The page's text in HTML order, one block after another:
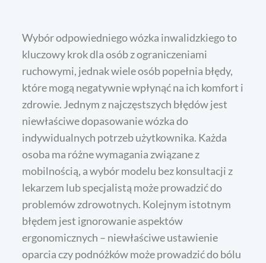
Wybór odpowiedniego wózka inwalidzkiego to
kluczowy krok dla osób z ograniczeniami
ruchowymi, jednak wiele osób popełnia błędy,
które mogą negatywnie wpłynąć na ich komfort i
zdrowie. Jednym z najczęstszych błędów jest
niewłaściwe dopasowanie wózka do
indywidualnych potrzeb użytkownika. Każda
osoba ma różne wymagania związane z
mobilnością, a wybór modelu bez konsultacji z
lekarzem lub specjalistą może prowadzić do
problemów zdrowotnych. Kolejnym istotnym
błędem jest ignorowanie aspektów
ergonomicznych – niewłaściwe ustawienie
oparcia czy podnóżków może prowadzić do bólu